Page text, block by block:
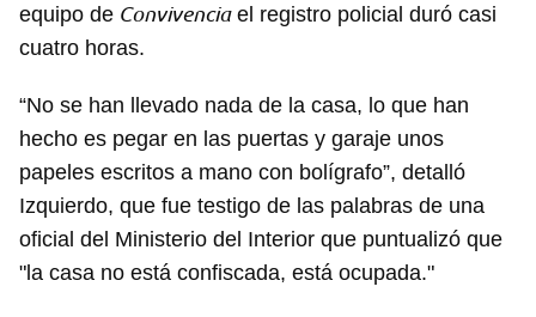
equipo de Convivenciael registro policial duró casi
cuatro horas.
“No se han llevado nada de la casa, lo que han
hecho es pegar en las puertas y garaje unos
papeles escritos a mano con bolígrafo”, detalló
Izquierdo, que fue testigo de las palabras de una
oficial del Ministerio del Interior que puntualizó que
"la casa no está confiscada, está ocupada."